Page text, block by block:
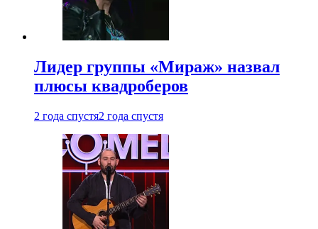
Лидер группы «Мираж» назвал
плюсы квадроберов
2 года спустя2 года спустя